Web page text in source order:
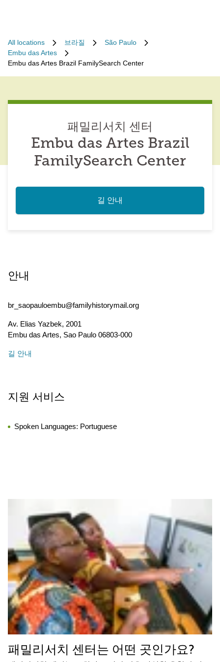
All locations 브라질
São Paulo
Embu das Artes
Embu das Artes Brazil FamilySearch Center
패밀리서치 센터
Embu das Artes Brazil
FamilySearch Center
길 안내
안내
br_saopauloembu@familyhistorymail.org
Av. Elias Yazbek, 2001
Embu das Artes, Sao Paulo 06803-000
길 안내
지원 서비스
Spoken Languages: Portuguese
패밀리서치 센터는 어떤 곳인가요?